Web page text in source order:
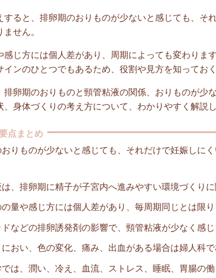
すると、排卵期のおりものが少ないと感じても、そ
せん。
感じ方には個人差があり、周期によっても変わりま
インのひとつでもあるため、役割や見方を知っておく
排卵期のおりものと頸管粘液の関係、おりものが少
、身体づくりの考え方について、わかりやすく解説し
点まとめ
りものが少ないと感じても、それだけで妊娠しに
、排卵期に精子が子宮内へ進みやすい環境づくりに
量や感じ方には個人差があり、毎周期同じとは限り
ドなどの排卵誘発剤の影響で、頸管粘液が少なく感じ
おい、色の変化、痛み、出血がある場合は婦人科で
は、潤い、冷え、血流、ストレス、睡眠、胃腸の